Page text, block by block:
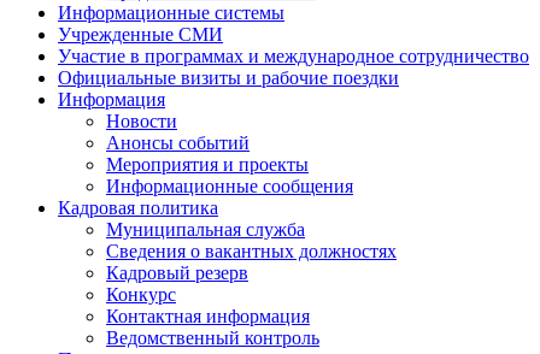
Информационные системы
Учрежденные СМИ
Участие в программах и международное сотрудничество
Официальные визиты и рабочие поездки
Информация
Новости
Анонсы событий
Мероприятия и проекты
Информационные сообщения
Кадровая политика
Муниципальная служба
Сведения о вакантных должностях
Кадровый резерв
Конкурс
Контактная информация
Ведомственный контроль